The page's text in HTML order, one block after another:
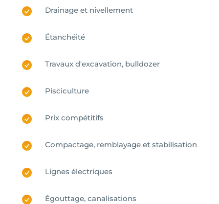
Drainage et nivellement
Étanchéité
Travaux d'excavation, bulldozer
Pisciculture
Prix compétitifs
Compactage, remblayage et stabilisation
Lignes électriques
Égouttage, canalisations